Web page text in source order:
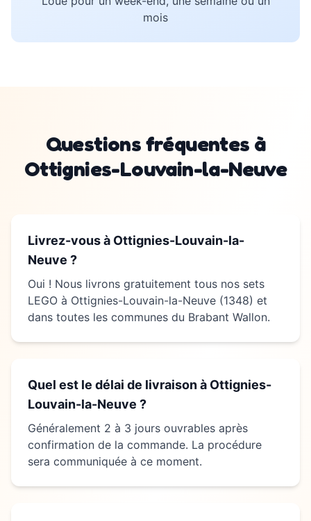
mois
Questions fréquentes à
Ottignies-Louvain-la-Neuve
Livrez-vous à Ottignies-Louvain-la-
Neuve ?
Oui ! Nous livrons gratuitement tous nos sets
LEGO à Ottignies-Louvain-la-Neuve (1348) et
dans toutes les communes du Brabant Wallon.
Quel est le délai de livraison à Ottignies-
Louvain-la-Neuve ?
Généralement 2 à 3 jours ouvrables après
confirmation de la commande. La procédure
sera communiquée à ce moment.